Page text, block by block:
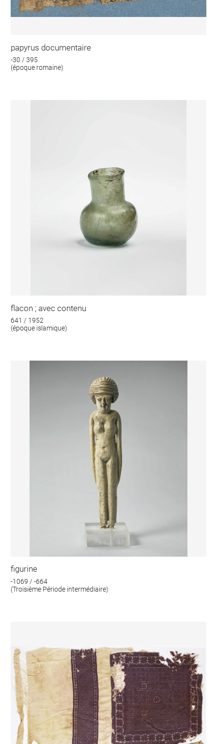
papyrus documentaire
-30 / 395
(époque romaine)
flacon ; avec contenu
641 / 1952
(époque islamique)
figurine
-1069 / -664
(Troisième Période intermédiaire)